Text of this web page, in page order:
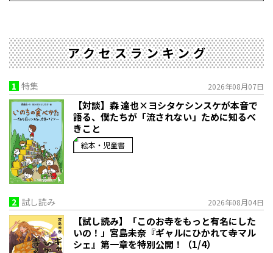
アクセスランキング
1 特集 2026年08月07日
【対談】森 達也×ヨシタケシンスケが本音で
語る、僕たちが「流されない」ために知るべ
きこと
絵本・児童書
2 試し読み 2026年08月04日
【試し読み】「このお寺をもっと有名にした
いの！」宮島未奈『ギャルにひかれて寺マル
シェ』第一章を特別公開！（1/4）